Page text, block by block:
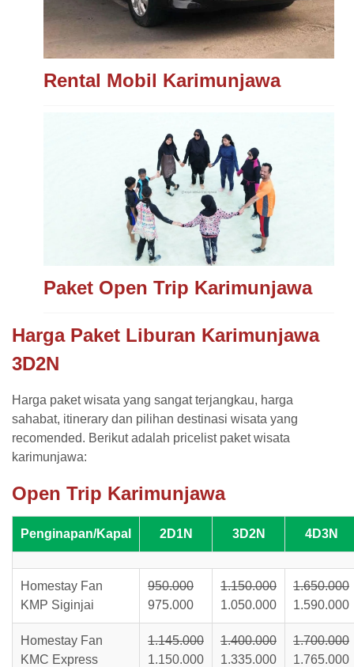
Rental Mobil Karimunjawa
Paket Open Trip Karimunjawa
Harga Paket Liburan Karimunjawa
3D2N
Harga paket wisata yang sangat terjangkau, harga
sahabat, itinerary dan pilihan destinasi wisata yang
recomended. Berikut adalah pricelist paket wisata
karimunjawa:
Open Trip Karimunjawa
Penginapan/Kapal 2D1N 3D2N 4D3N
Homestay Fan
KMP Siginjai
950.000
975.000
1.150.000
1.050.000
1.650.000
1.590.000
Homestay Fan
KMC Express
1.145.000
1.150.000
1.400.000
1.335.000
1.700.000
1.765.000